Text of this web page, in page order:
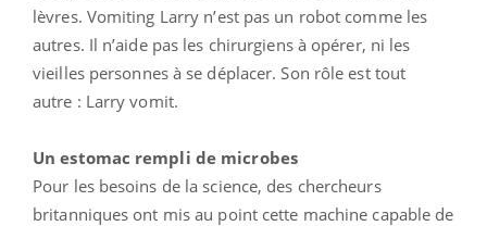
lèvres. Vomiting Larry n’est pas un robot comme les
autres. Il n’aide pas les chirurgiens à opérer, ni les
vieilles personnes à se déplacer. Son rôle est tout
autre : Larry vomit.
Un estomac rempli de microbes
Pour les besoins de la science, des chercheurs
britanniques ont mis au point cette machine capable de